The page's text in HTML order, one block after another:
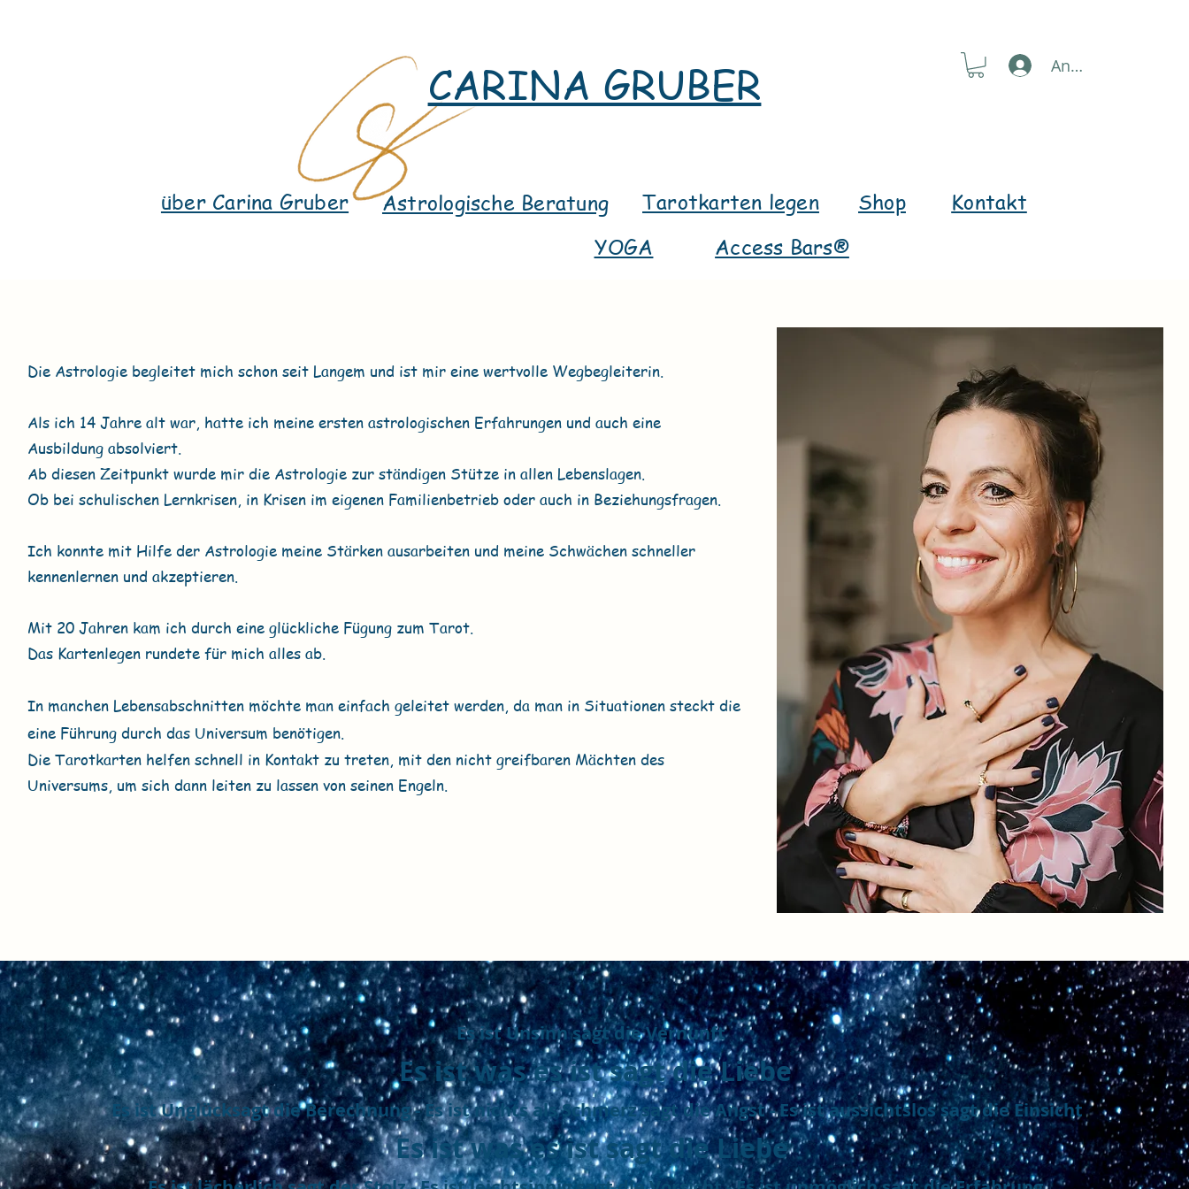
Anmelden
Kontakt
über Carina Gruber Tarotkarten legen
Astrologische Beratung
CARINA GRUBER
Shop
YOGA
Access Bars®
Die Astrologie begleitet mich schon seit Langem und ist mir eine wertvolle Wegbegleiterin.
Als ich 14 Jahre alt war, hatte ich meine ersten astrologischen Erfahrungen und auch eine
Ausbildung absolviert.
Ab diesen Zeitpunkt wurde mir die Astrologie zur ständigen Stütze in allen Lebenslagen.
Ob bei schulischen Lernkrisen, in Krisen im eigenen Familienbetrieb oder auch in Beziehungsfragen.
Ich konnte mit Hilfe der Astrologie meine Stärken ausarbeiten und meine Schwächen schneller
kennenlernen und akzeptieren.
Mit 20 Jahren kam ich durch eine glückliche Fügung zum Tarot.
Das Kartenlegen rundete für mich alles ab.
In manchen Lebensabschnitten möchte man einfach geleitet werden, da man in Situationen steckt die
eine Führung durch das Universum benötigen.
Die Tarotkarten helfen schnell in Kontakt zu treten, mit den nicht greifbaren Mächten des
Universums, um sich dann leiten zu lassen von seinen Engeln.
Es ist Unsinn sagt die Vernunft
Es ist was es ist sagt die Liebe
Es ist Unglücksagt die Berechnung - Es ist nichts als Schmerz sagt die Angst - Es ist aussichtslos sagt die Einsicht
Es ist was es ist sagt die Liebe